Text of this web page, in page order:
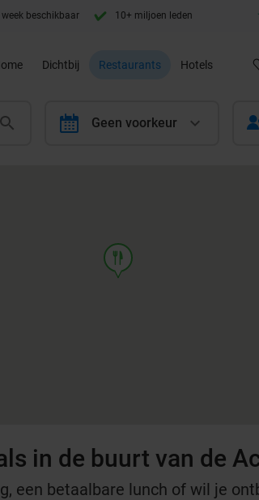
beschikbaar 10+ miljoen leden
Dichtbij Restaurants Hotels
calendar Geen voorkeur
food
in de buurt van de
een betaalbare lunch of wil je